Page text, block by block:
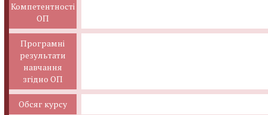
Компетентності
ОП
Програмні
результати
навчання
згідно ОП
Обсяг курсу